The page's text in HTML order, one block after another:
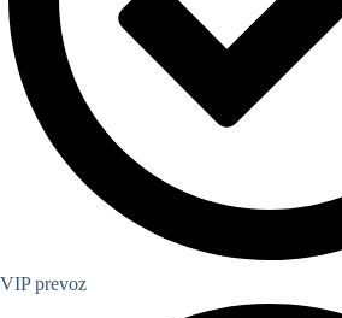
VIP prevoz